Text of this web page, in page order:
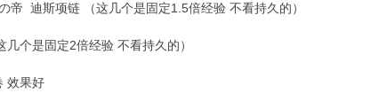
迪斯项链 （这几个是固定1.5倍经验 不看持久的）
个是固定2倍经验 不看持久的）
效果好